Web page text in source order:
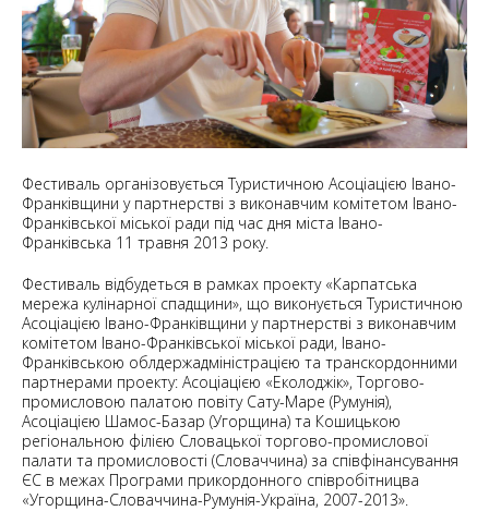
Фестиваль організовується Туристичною Асоціацією Івано-
Франківщини у партнерстві з виконавчим комітетом Івано-
Франківської міської ради під час дня міста Івано-
Франківська 11 травня 2013 року.
Фестиваль відбудеться в рамках проекту «Карпатська
мережа кулінарної спадщини», що виконується Туристичною
Асоціацією Івано-Франківщини у партнерстві з виконавчим
комітетом Івано-Франківської міської ради, Івано-
Франківською облдержадміністрацією та транскордонними
партнерами проекту: Асоціацією «Еколоджік», Торгово-
промисловою палатою повіту Сату-Маре (Румунія),
Асоціацією Шамос-Базар (Угорщина) та Кошицькою
регіональною філією Словацької торгово-промислової
палати та промисловості (Словаччина) за співфінансування
ЄС в межах Програми прикордонного співробітницва
«Угорщина-Словаччина-Румунія-Україна, 2007-2013».